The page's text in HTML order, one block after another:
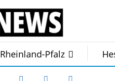
Rheinland-Pfalz